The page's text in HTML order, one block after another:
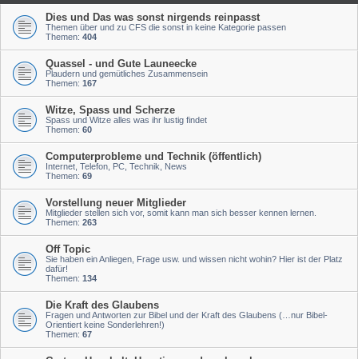
Dies und Das was sonst nirgends reinpasst
Themen über und zu CFS die sonst in keine Kategorie passen
Themen: 404
Quassel - und Gute Launeecke
Plaudern und gemütliches Zusammensein
Themen: 167
Witze, Spass und Scherze
Spass und Witze alles was ihr lustig findet
Themen: 60
Computerprobleme und Technik (öffentlich)
Internet, Telefon, PC, Technik, News
Themen: 69
Vorstellung neuer Mitglieder
Mitglieder stellen sich vor, somit kann man sich besser kennen lernen.
Themen: 263
Off Topic
Sie haben ein Anliegen, Frage usw. und wissen nicht wohin? Hier ist der Platz
dafür!
Themen: 134
Die Kraft des Glaubens
Fragen und Antworten zur Bibel und der Kraft des Glaubens (…nur Bibel-
Orientiert keine Sonderlehren!)
Themen: 67